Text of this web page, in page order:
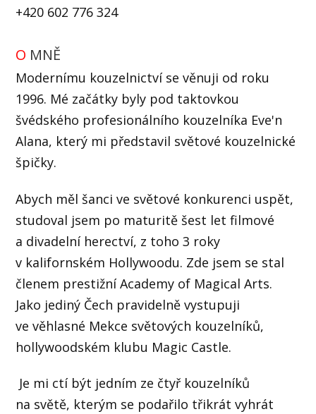
+420 602 776 324
O MNĚ
Modernímu kouzelnictví se věnuji od roku
1996. Mé začátky byly pod taktovkou
švédského profesionálního kouzelníka Eve'n
Alana, který mi představil světové kouzelnické
špičky.
Abych měl šanci ve světové konkurenci uspět,
studoval jsem po maturitě šest let filmové
a divadelní herectví, z toho 3 roky
v kalifornském Hollywoodu. Zde jsem se stal
členem prestižní Academy of Magical Arts.
Jako jediný Čech pravidelně vystupuji
ve věhlasné Mekce světových kouzelníků,
hollywoodském klubu Magic Castle.
Je mi ctí být jedním ze čtyř kouzelníků
na světě, kterým se podařilo třikrát vyhrát